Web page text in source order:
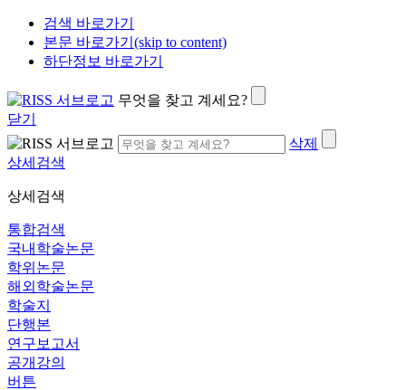
검색 바로가기
본문 바로가기(skip to content)
하단정보 바로가기
무엇을 찾고 계세요?
닫기
삭제
상세검색
상세검색
통합검색
국내학술논문
학위논문
해외학술논문
학술지
단행본
연구보고서
공개강의
버튼